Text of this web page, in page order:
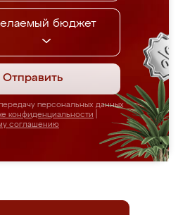
бюджет
Отправить
персональных данных
конфиденциальности
соглашению